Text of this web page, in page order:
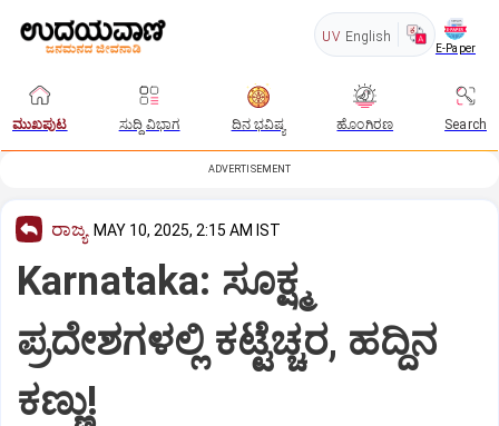
UV English
E-Paper
ಮುಖಪುಟ ಸುದ್ದಿ ವಿಭಾಗ ದಿನ ಭವಿಷ್ಯ ಹೊಂಗಿರಣ Search
ADVERTISEMENT
ರಾಜ್ಯ MAY 10, 2025, 2:15 AM IST
Karnataka: ಸೂಕ್ಷ್ಮ
ಪ್ರದೇಶಗಳಲ್ಲಿ ಕಟ್ಟೆಚ್ಚರ, ಹದ್ದಿನ
ಕಣ್ಣು!